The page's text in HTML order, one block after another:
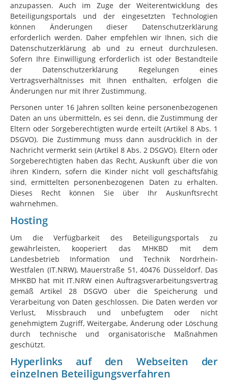
anzupassen. Auch im Zuge der Weiterentwicklung des
Beteiligungsportals und der eingesetzten Technologien
können Änderungen dieser Datenschutzerklärung
erforderlich werden. Daher empfehlen wir Ihnen, sich die
Datenschutzerklärung ab und zu erneut durchzulesen.
Sofern Ihre Einwilligung erforderlich ist oder Bestandteile
der Datenschutzerklärung Regelungen eines
Vertragsverhältnisses mit Ihnen enthalten, erfolgen die
Änderungen nur mit Ihrer Zustimmung.
Personen unter 16 Jahren sollten keine personenbezogenen
Daten an uns übermitteln, es sei denn, die Zustimmung der
Eltern oder Sorgeberechtigten wurde erteilt (Artikel 8 Abs. 1
DSGVO). Die Zustimmung muss dann ausdrücklich in der
Nachricht vermerkt sein (Artikel 8 Abs. 2 DSGVO). Eltern oder
Sorgeberechtigten haben das Recht, Auskunft über die von
ihren Kindern, sofern die Kinder nicht voll geschäftsfähig
sind, ermittelten personenbezogenen Daten zu erhalten.
Dieses Recht können Sie über Ihr Auskunftsrecht
wahrnehmen.
Hosting
Um die Verfügbarkeit des Beteiligungsportals zu
gewährleisten, kooperiert das MHKBD mit dem
Landesbetrieb Information und Technik Nordrhein-
Westfalen (IT.NRW), Mauerstraße 51, 40476 Düsseldorf. Das
MHKBD hat mit IT.NRW einen Auftragsverarbeitungsvertrag
gemäß Artikel 28 DSGVO über die Speicherung und
Verarbeitung von Daten geschlossen. Die Daten werden vor
Verlust, Missbrauch und unbefugtem oder nicht
genehmigtem Zugriff, Weitergabe, Änderung oder Löschung
durch technische und organisatorische Maßnahmen
geschützt.
Hyperlinks auf den Webseiten der
einzelnen Beteiligungsverfahren